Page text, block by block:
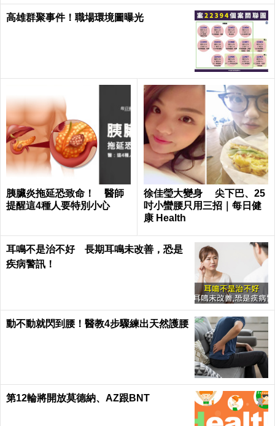
高雄群聚事件！職場環境圖曝光
胰臟炎拖延恐致命！ 醫師
提醒這4種人要特別小心
徐佳瑩大變身 尖下巴、25
吋小蠻腰只用三招｜每日健
康 Health
耳鳴不是治不好 長期耳鳴未改善，恐是
疾病警訊！
動不動就閃到腰！醫教4步驟練出天然護腰
第12輪將開放莫德納、AZ跟BNT